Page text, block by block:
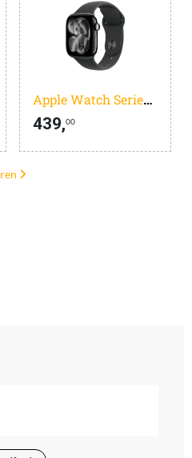
Apple Watch Series 11
439,00